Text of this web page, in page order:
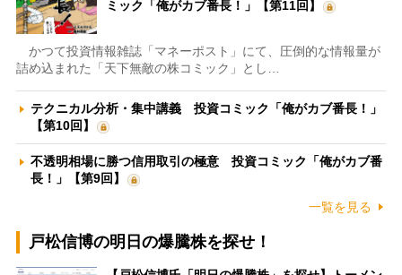
ミック「俺がカブ番長！」【第11回】
かつて投資情報雑誌「マネーポスト」にて、圧倒的な情報量が
詰め込まれた「天下無敵の株コミック」とし…
テクニカル分析・集中講義 投資コミック「俺がカブ番長！」
【第10回】
不透明相場に勝つ信用取引の極意 投資コミック「俺がカブ番
長！」【第9回】
一覧を見る
戸松信博の明日の爆騰株を探せ！